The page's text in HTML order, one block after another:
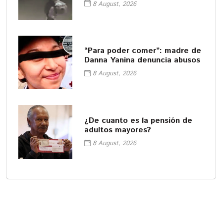
8 August, 2026
“Para poder comer”: madre de
Danna Yanina denuncia abusos
8 August, 2026
¿De cuanto es la pensión de
adultos mayores?
8 August, 2026